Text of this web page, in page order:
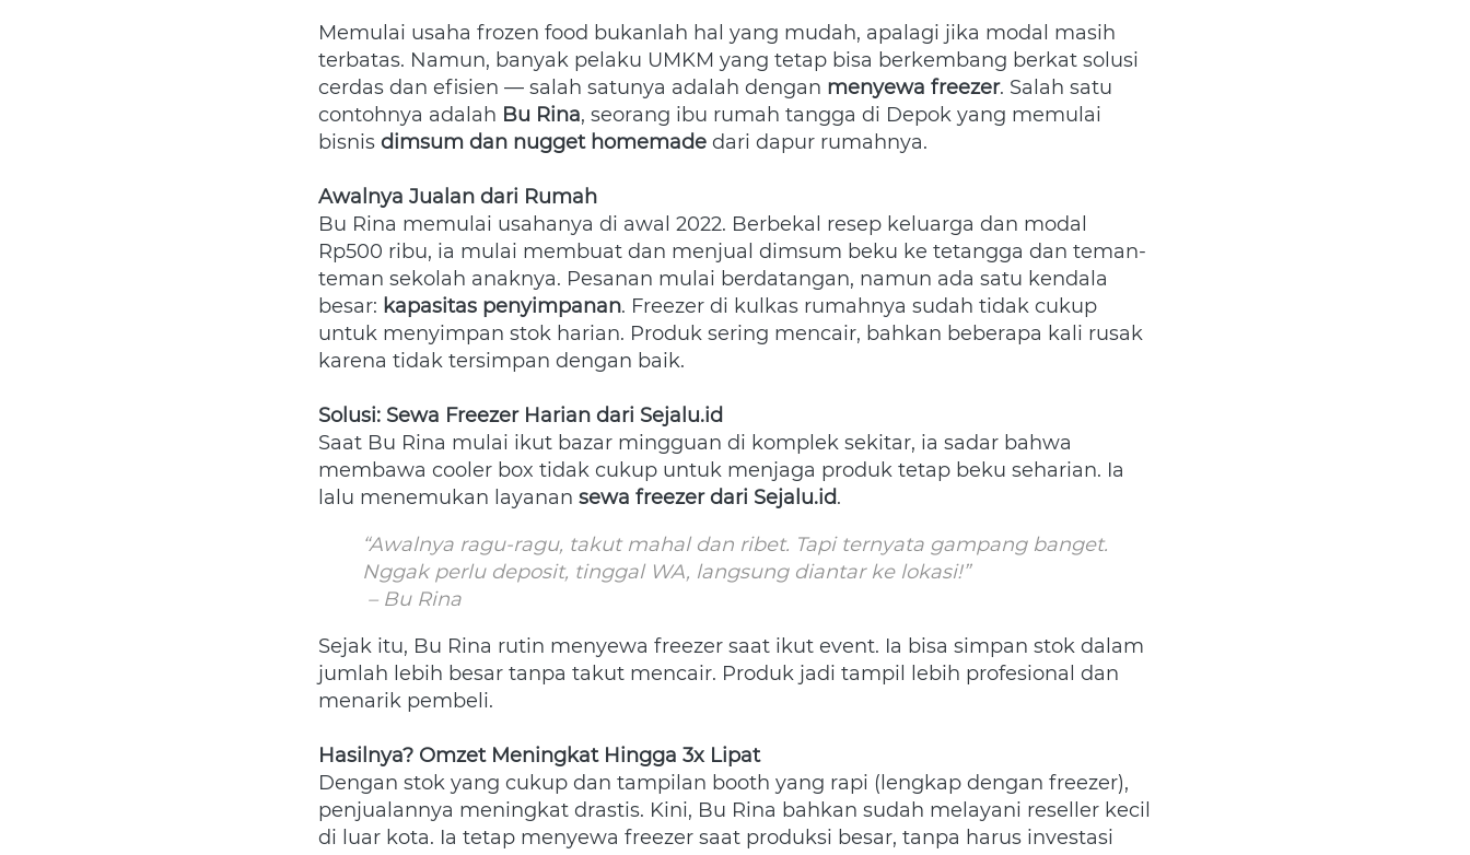
Memulai usaha frozen food bukanlah hal yang mudah, apalagi jika modal masih
terbatas. Namun, banyak pelaku UMKM yang tetap bisa berkembang berkat solusi
cerdas dan efisien — salah satunya adalah dengan menyewa freezer. Salah satu
contohnya adalah Bu Rina, seorang ibu rumah tangga di Depok yang memulai
bisnis dimsum dan nugget homemade dari dapur rumahnya.
Awalnya Jualan dari Rumah
Bu Rina memulai usahanya di awal 2022. Berbekal resep keluarga dan modal
Rp500 ribu, ia mulai membuat dan menjual dimsum beku ke tetangga dan teman-
teman sekolah anaknya. Pesanan mulai berdatangan, namun ada satu kendala
besar: kapasitas penyimpanan. Freezer di kulkas rumahnya sudah tidak cukup
untuk menyimpan stok harian. Produk sering mencair, bahkan beberapa kali rusak
karena tidak tersimpan dengan baik.
Solusi: Sewa Freezer Harian dari Sejalu.id
Saat Bu Rina mulai ikut bazar mingguan di komplek sekitar, ia sadar bahwa
membawa cooler box tidak cukup untuk menjaga produk tetap beku seharian. Ia
lalu menemukan layanan sewa freezer dari Sejalu.id.
“Awalnya ragu-ragu, takut mahal dan ribet. Tapi ternyata gampang banget.
Nggak perlu deposit, tinggal WA, langsung diantar ke lokasi!”
– Bu Rina
Sejak itu, Bu Rina rutin menyewa freezer saat ikut event. Ia bisa simpan stok dalam
jumlah lebih besar tanpa takut mencair. Produk jadi tampil lebih profesional dan
menarik pembeli.
Hasilnya? Omzet Meningkat Hingga 3x Lipat
Dengan stok yang cukup dan tampilan booth yang rapi (lengkap dengan freezer),
penjualannya meningkat drastis. Kini, Bu Rina bahkan sudah melayani reseller kecil
di luar kota. Ia tetap menyewa freezer saat produksi besar, tanpa harus investasi